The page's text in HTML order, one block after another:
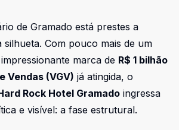
de Gramado está prestes a
Com pouco mais de um
marca de R$ 1 bilhão
Vendas (VGV) já atingida, o
Rock Hotel Gramado ingressa
e visível: a fase estrutural.